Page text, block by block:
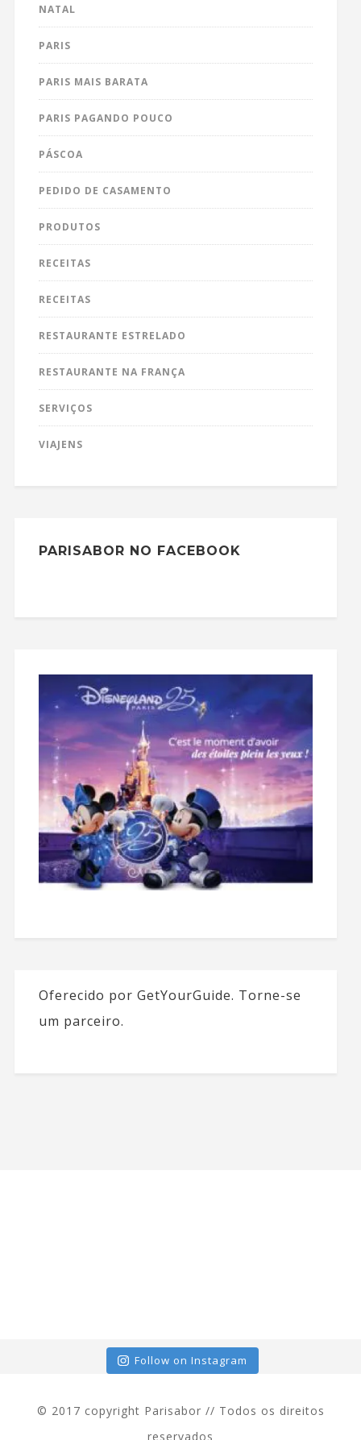
NATAL
PARIS
PARIS MAIS BARATA
PARIS PAGANDO POUCO
PÁSCOA
PEDIDO DE CASAMENTO
PRODUTOS
RECEITAS
RECEITAS
RESTAURANTE ESTRELADO
RESTAURANTE NA FRANÇA
SERVIÇOS
VIAJENS
PARISABOR NO FACEBOOK
Oferecido por GetYourGuide. Torne-se
um parceiro.
Follow on Instagram
© 2017 copyright Parisabor // Todos os direitos
reservados